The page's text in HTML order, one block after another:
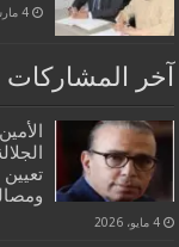
4 مارس، 2020
آخر المشاركات
4 مايو، 2026